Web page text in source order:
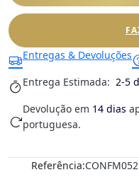
Entregas & Devoluções
Entrega Estimada: 2-5
Devolução em 14 dias
portuguesa.
Referência: